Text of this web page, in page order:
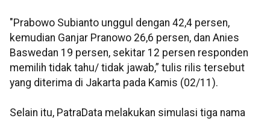
"Prabowo Subianto unggul dengan 42,4 persen,
kemudian Ganjar Pranowo 26,6 persen, dan Anies
Baswedan 19 persen, sekitar 12 persen responden
memilih tidak tahu/ tidak jawab,” tulis rilis tersebut
yang diterima di Jakarta pada Kamis (02/11).
Selain itu, PatraData melakukan simulasi tiga nama